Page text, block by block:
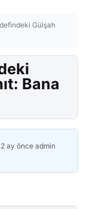
Gülşah
Bana
2 ay önce admin